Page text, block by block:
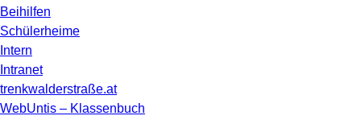
Beihilfen
Schülerheime
Intern
Intranet
trenkwalderstraße.at
WebUntis – Klassenbuch